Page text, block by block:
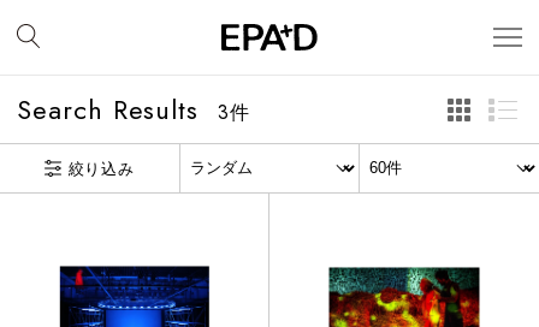
Search Results 3件
絞り込み